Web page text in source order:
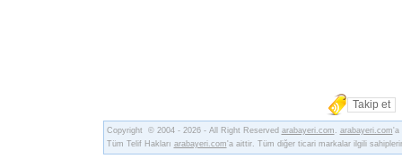
Takip et
Copyright © 2004 - 2026 - All Right Reserved arabayeri.com . arabayeri.com'a
Tüm Telif Hakları arabayeri.com'a aittir. Tüm diğer ticari markalar ilgili